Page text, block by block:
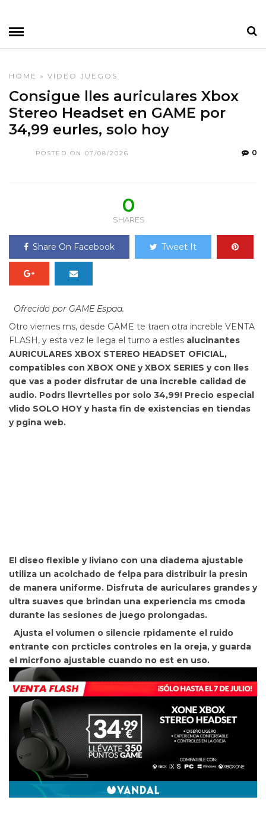
HOME » VIDEO JUEGOS
Consigue lles auriculares Xbox
Stereo Headset en GAME por
34,99 eurles, solo hoy
POSTED ON 07/08/2026 0
0
SHARES
Share On Facebook Tweet It
Ofrecido por GAME Espaa.
Otro viernes ms, desde GAME te traen otra increble VENTA
FLASH, y esta vez le llega el turno a estles alucinantes
AURICULARES XBOX STEREO HEADSET OFICIAL,
compatibles con XBOX ONE y XBOX SERIES y con lles
que vas a poder disfrutar de una increble calidad de
audio. Podrs llevrtelles por solo 34,99! Precio especial
vlido SOLO HOY y hasta fin de existencias en tiendas
y pgina web.
El diseo flexible y liviano con una diadema ajustable
utiliza un acolchado de felpa para distribuir la presin
de manera uniforme. Disfruta de auriculares grandes y
ultra suaves que brindan una experiencia ms cmoda
durante las sesiones de juego prolongadas.
Ajusta el volumen o silencie rpidamente el ruido
entrante con prcticles controles en la oreja, y guarda
el micrfono ajustable cuando no est en uso.